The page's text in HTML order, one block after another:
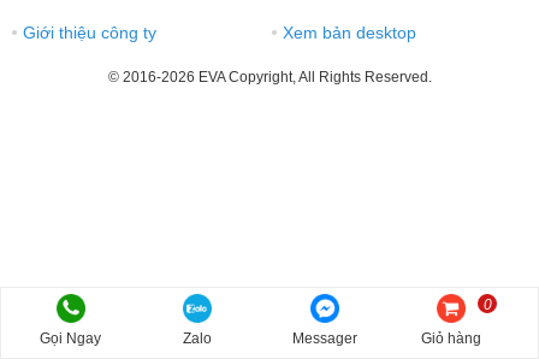
● Giới thiệu công ty ● Xem bản desktop
© 2016-2026 EVA Copyright, All Rights Reserved.
Gọi Ngay Zalo Messager Giỏ hàng
0